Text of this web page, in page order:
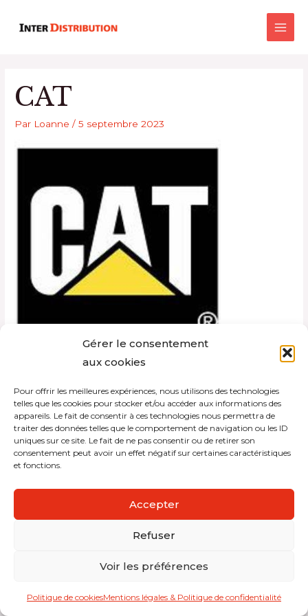
Gérer le consentement
aux cookies
Pour offrir les meilleures expériences, nous utilisons des technologies
telles que les cookies pour stocker et/ou accéder aux informations des
appareils. Le fait de consentir à ces technologies nous permettra de
traiter des données telles que le comportement de navigation ou les ID
uniques sur ce site. Le fait de ne pas consentir ou de retirer son
consentement peut avoir un effet négatif sur certaines caractéristiques
et fonctions.
Accepter
Refuser
Voir les préférences
Politique de cookiesMentions légales & Politique de confidentialité
Main
CAT
Par Loanne/5 septembre 2023
Copyright © 2026 Interdistribution
Mentions légales et politique de confidentialité